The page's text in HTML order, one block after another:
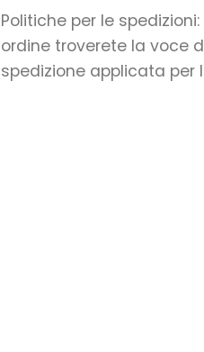
Politiche per le
ordine troverete la voce
spedizione applicata per